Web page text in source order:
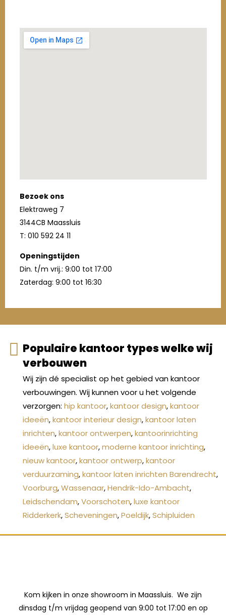
Bezoek ons
Elektraweg 7
3144CB Maassluis
T: 010 592 24 11
Openingstijden
Din. t/m vrij.: 9:00 tot 17:00
Zaterdag: 9:00 tot 16:30
Populaire kantoor types welke wij
verbouwen
Wij zijn dé specialist op het gebied van kantoor
verbouwingen. Wij kunnen voor u het volgende
verzorgen: hip kantoor,kantoor design,kantoor
ideeën,kantoor interieur design,kantoor laten
inrichten,kantoor ontwerpen,kantoorinrichting
ideeën,luxe kantoor,moderne kantoor inrichting,
nieuw kantoor,kantoor ontwerp,kantoor
verduurzaming,kantoor laten inrichten Barendrecht,
Voorburg,Wassenaar,Hendrik-Ido-Ambacht,
Leidschendam,Voorschoten,luxe kantoor
Ridderkerk,Scheveningen,Poeldijk,Schipluiden
Kom kijken in onze showroom in Maassluis. We zijn
dinsdag t/m vrijdag geopend van 9:00 tot 17:00 en op